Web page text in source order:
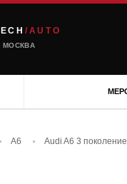
/AUTO
МОСКВА
A6 Audi A6 3